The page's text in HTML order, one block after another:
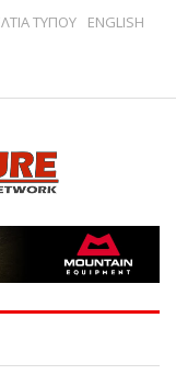
ΤΥΠΟΥ ENGLISH